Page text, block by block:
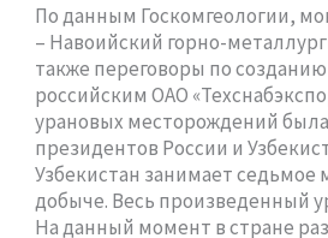
По данным Госкомгеологии,
– Навоийский горно-
также переговоры по
российским ОАО
урановых месторождений была
президентов России и
Узбекистан занимает седьмое
добыче. Весь произведенный
На данный момент в стране